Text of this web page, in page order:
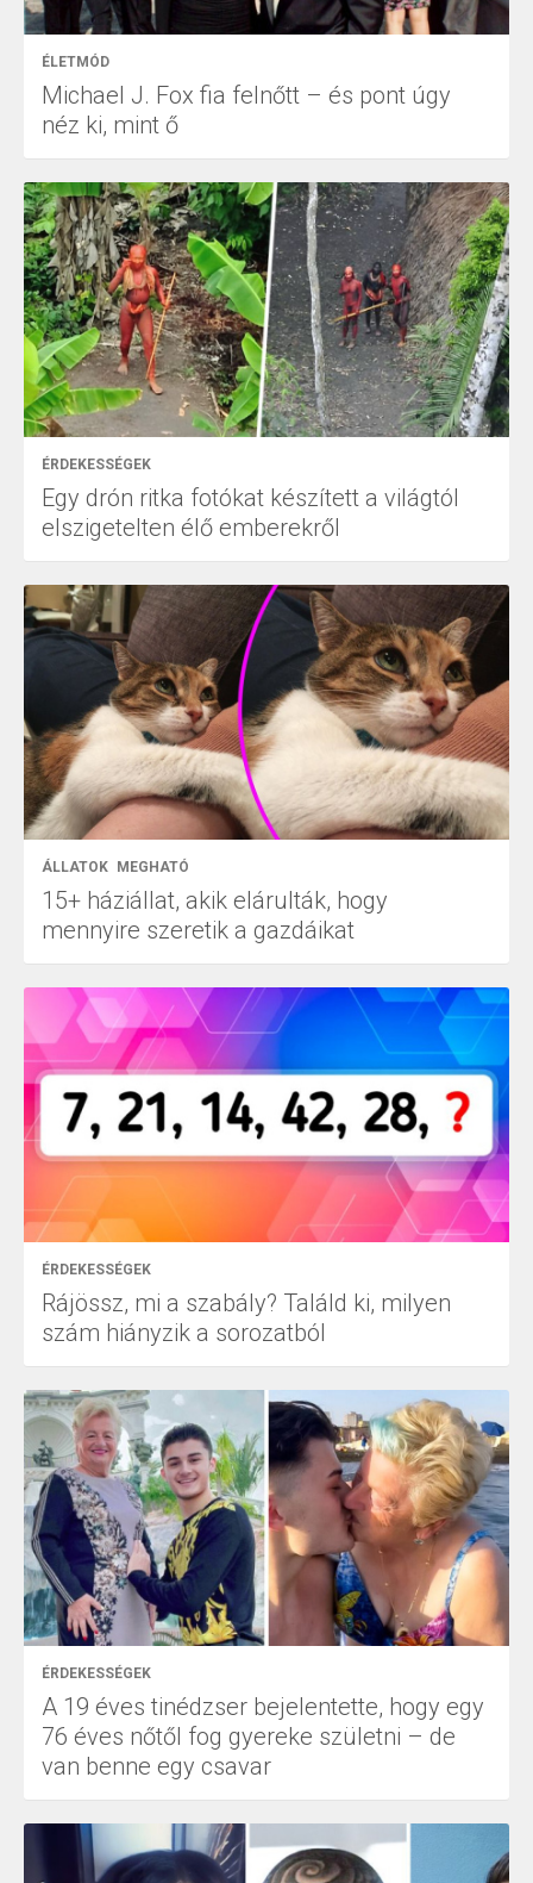
ÉLETMÓD
Michael J. Fox fia felnőtt – és pont úgy
néz ki, mint ő
ÉRDEKESSÉGEK
Egy drón ritka fotókat készített a világtól
elszigetelten élő emberekről
ÁLLATOK MEGHATÓ
15+ háziállat, akik elárulták, hogy
mennyire szeretik a gazdáikat
ÉRDEKESSÉGEK
Rájössz, mi a szabály? Találd ki, milyen
szám hiányzik a sorozatból
ÉRDEKESSÉGEK
A 19 éves tinédzser bejelentette, hogy egy
76 éves nőtől fog gyereke születni – de
van benne egy csavar